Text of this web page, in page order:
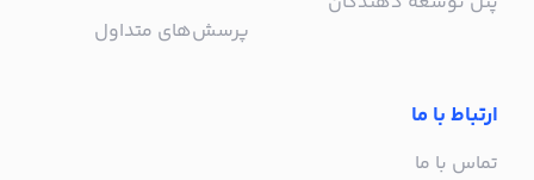
پرسش‌های متداول
ارتباط با ما
تماس با ما